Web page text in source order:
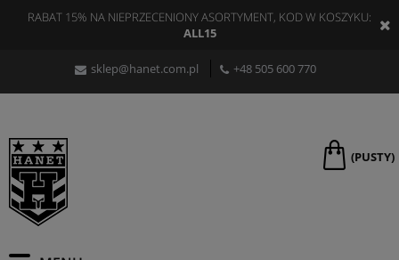
RABAT 15% NA NIEPRZECENIONY ASORTYMENT, KOD W KOSZYKU:
ALL15
sklep@hanet.com.pl +48 505 600 770
(PUSTY)